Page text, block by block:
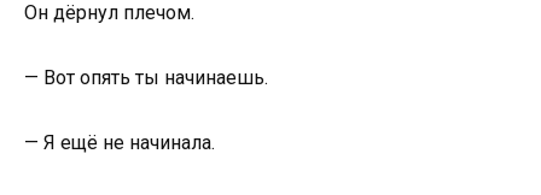
Он дёрнул плечом.
— Вот опять ты начинаешь.
— Я ещё не начинала.